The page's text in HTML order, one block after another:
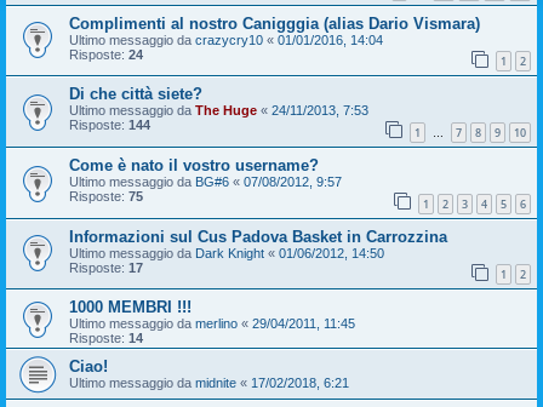
Complimenti al nostro Canigggia (alias Dario Vismara)
Ultimo messaggio da crazycry10 « 01/01/2016, 14:04
Risposte: 24 1 2
Di che città siete?
Ultimo messaggio da The Huge « 24/11/2013, 7:53
Risposte: 144 1 … 7 8 9 10
Come è nato il vostro username?
Ultimo messaggio da BG#6 « 07/08/2012, 9:57
Risposte: 75 1 2 3 4 5 6
Informazioni sul Cus Padova Basket in Carrozzina
Ultimo messaggio da Dark Knight « 01/06/2012, 14:50
Risposte: 17 1 2
1000 MEMBRI !!!
Ultimo messaggio da merlino « 29/04/2011, 11:45
Risposte: 14
Ciao!
Ultimo messaggio da midnite « 17/02/2018, 6:21